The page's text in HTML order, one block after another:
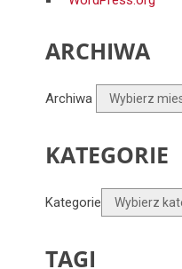
ARCHIWA
Archiwa
KATEGORIE
Kategorie
TAGI